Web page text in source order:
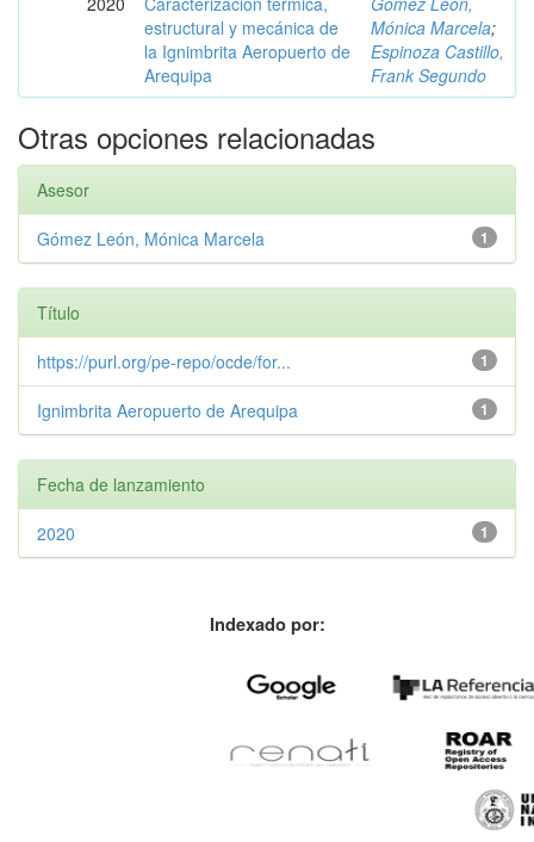
estructural y mecánica de
la Ignimbrita Aeropuerto de
Arequipa
Mónica Marcela;
Espinoza Castillo,
Frank Segundo
Otras opciones relacionadas
Asesor
1
Gómez León, Mónica Marcela
Título
1
https://purl.org/pe-repo/ocde/for...
1
Ignimbrita Aeropuerto de Arequipa
Fecha de lanzamiento
1
2020
Indexado por: